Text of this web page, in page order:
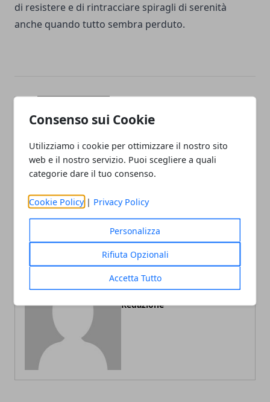
Consenso sui Cookie
Utilizziamo i cookie per ottimizzare il nostro sito
web e il nostro servizio. Puoi scegliere a quali
categorie dare il tuo consenso.
Cookie Policy | Privacy Policy
Personalizza
Rifiuta Opzionali
Accetta Tutto
di resistere e di rintracciare spiragli di serenità
anche quando tutto sembra perduto.
Articolo Precedente
recensione del romanzo di
Daniel G. Miller
Redazione